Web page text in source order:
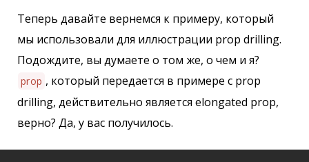
Теперь давайте вернемся к примеру, который
мы использовали для иллюстрации prop drilling.
Подождите, вы думаете о том же, о чем и я?
prop , который передается в примере с prop
drilling, действительно является elongated prop,
верно? Да, у вас получилось.